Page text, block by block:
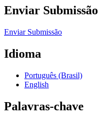
0 0
Enviar Submissão
Enviar Submissão
Idioma
Português (Brasil)
English
Palavras-chave